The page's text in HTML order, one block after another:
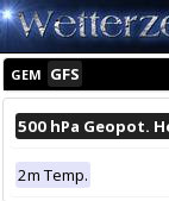
GEM GFS
500 hPa Geopot.
2m Temp.